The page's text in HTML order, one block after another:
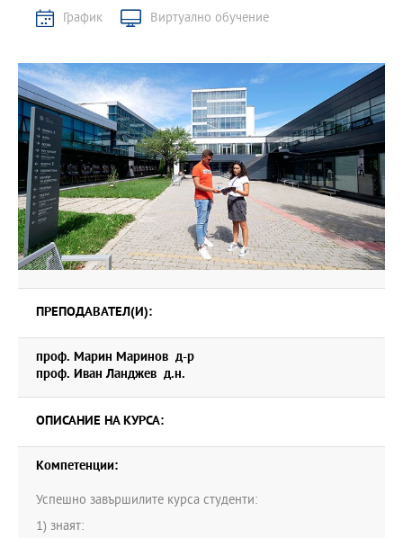
График Виртуално обучение
ПРЕПОДАВАТЕЛ(И):
проф. Марин Маринов д-р
проф. Иван Ланджев д.н.
ОПИСАНИЕ НА КУРСА:
Компетенции:
Успешно завършилите курса студенти:
1) знаят: